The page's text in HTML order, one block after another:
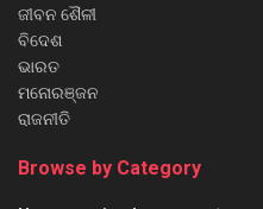
ଜୀବନ ଶୈଳୀ
ବିଦେଶ
ଭାରତ
ମନୋରଞ୍ଜନ
ରାଜନୀତି
Browse by Category